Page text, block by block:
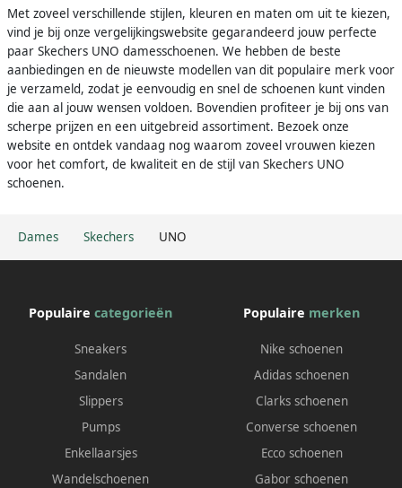
Dames Skechers UNO
Met zoveel verschillende stijlen, kleuren en maten om uit te kiezen,
vind je bij onze vergelijkingswebsite gegarandeerd jouw perfecte
paar Skechers UNO damesschoenen. We hebben de beste
aanbiedingen en de nieuwste modellen van dit populaire merk voor
je verzameld, zodat je eenvoudig en snel de schoenen kunt vinden
die aan al jouw wensen voldoen. Bovendien profiteer je bij ons van
scherpe prijzen en een uitgebreid assortiment. Bezoek onze
website en ontdek vandaag nog waarom zoveel vrouwen kiezen
voor het comfort, de kwaliteit en de stijl van Skechers UNO
schoenen.
Populaire categorieën
Sneakers
Sandalen
Slippers
Pumps
Enkellaarsjes
Wandelschoenen
Populaire merken
Nike schoenen
Adidas schoenen
Clarks schoenen
Converse schoenen
Ecco schoenen
Gabor schoenen